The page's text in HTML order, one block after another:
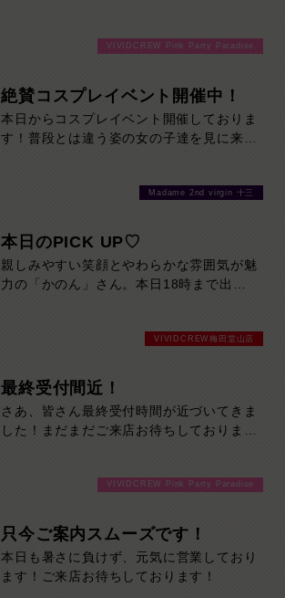
めるチャンス！たっぷり楽しみたい方は
分！その日の予定に合わせてお選びくださ
い！ご来店お待ちしております！
VIVIDCREW Pink Party Paradise
絶賛コスプレイベント開催中！
本日からコスプレイベント開催しておりま
す！普段とは違う姿の女の子達を見に来て
Madame 2nd virgin 十三
本日のPICK UP♡
親しみやすい笑顔とやわらかな雰囲気が魅
力の「かのん」さん。本日18時まで出勤
気になった方は、ぜひお早めに会いに来て
VIVIDCREW梅田堂山店
最終受付間近！
さあ、皆さん最終受付時間が近づいてきま
した！まだまだご来店お待ちしておりま
VIVIDCREW Pink Party Paradise
只今ご案内スムーズです！
本日も暑さに負けず、元気に営業しており
ます！ご来店お待ちしております！